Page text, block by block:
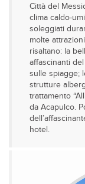
Città del
clima caldo-
soleggiati
molte
risaltano: la
affascinanti
sulle spiagge;
strutture
trattamento
da Acapulco.
hotel.